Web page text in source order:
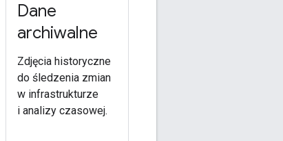
Dane
archiwalne
Zdjęcia historyczne
do śledzenia zmian
w infrastrukturze
i analizy czasowej.